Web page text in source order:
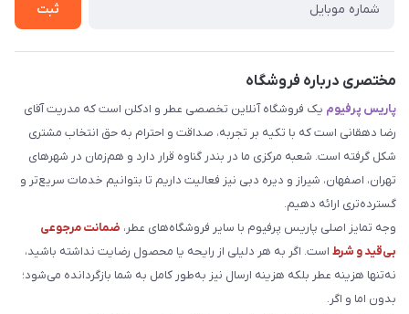
ثبت
مختصری درباره فروشگاه
پاریس پرفیوم یک فروشگاه آنلاین تخصصی عطر و ادکلن است که مدریت آقای
رضا دهقانی است که با تکیه بر تجربه، صداقت و احترام به حق انتخاب مشتری
شکل گرفته است. شعبه مرکزی ما در بندر گناوه قرار دارد و هم‌زمان در شهرهای
تهران، اصفهان، شیراز و دیره دبی نیز فعالیت داریم تا بتوانیم خدمات سریع‌تر و
گسترده‌تری ارائه دهیم.
وجه تمایز اصلی پاریس پرفیوم با سایر فروشگاه‌های عطر، ضمانت مرجوعی
بی‌قید و شرط است. اگر به هر دلیلی از رایحه یا محصول رضایت نداشته باشید،
نه‌تنها هزینه عطر بلکه هزینه ارسال نیز به‌طور کامل به شما بازگردانده می‌شود؛
بدون اما و اگر.